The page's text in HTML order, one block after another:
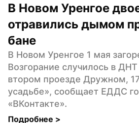
В Новом Уренгое
отравились дымом
бане
В Новом Уренгое 1 мая
Возгорание случилось в
втором проезде Дружном,
усадьбе», сообщает ЕДДС
«ВКонтакте».
Подробнее >